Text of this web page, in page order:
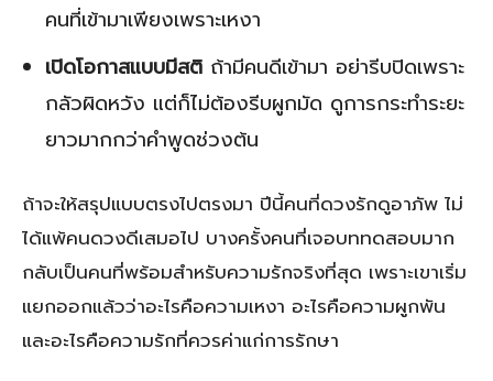
คนที่เข้ามาเพียงเพราะเหงา
เปิดโอกาสแบบมีสติ ถ้ามีคนดีเข้ามา อย่ารีบปิดเพราะ
กลัวผิดหวัง แต่ก็ไม่ต้องรีบผูกมัด ดูการกระทำระยะ
ยาวมากกว่าคำพูดช่วงต้น
ถ้าจะให้สรุปแบบตรงไปตรงมา ปีนี้คนที่ดวงรักดูอาภัพ ไม่
ได้แพ้คนดวงดีเสมอไป บางครั้งคนที่เจอบททดสอบมาก
กลับเป็นคนที่พร้อมสำหรับความรักจริงที่สุด เพราะเขาเริ่ม
แยกออกแล้วว่าอะไรคือความเหงา อะไรคือความผูกพัน
และอะไรคือความรักที่ควรค่าแก่การรักษา